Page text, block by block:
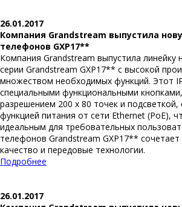
26.01.2017
Компания Grandstream выпустила
телефонов GXP17**
Компания Grandstream выпустила линейку
серии Grandstream GXP17** с высокой
множеством необходимых функций. Этот
специальными функциональными
разрешением 200 x 80 точек и подсветкой,
функцией питания от сети Ethernet (PoE),
идеальным для требовательных
телефонов Grandstream GXP17**
качество и передовые технологии.
Подробнее
26.01.2017